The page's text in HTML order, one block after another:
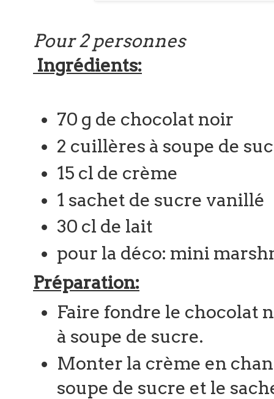
Pour 2 personnes
Ingrédients:
70 g de chocolat noir
2 cuillères à soupe de
15 cl de crème
1 sachet de sucre vanillé
30 cl de lait
pour la déco: mini
Préparation:
Faire fondre le chocolat
à soupe de sucre.
Monter la crème en
soupe de sucre et le